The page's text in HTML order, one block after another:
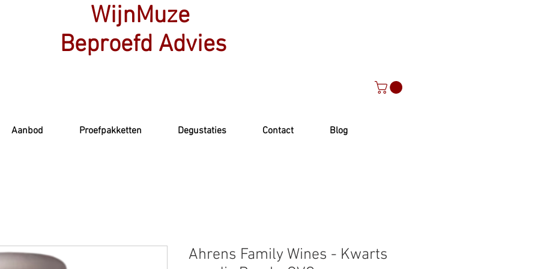
WijnMuze
Beproefd Advies
Aanbod Proefpakketten Degustaties Contact Blog
Ahrens Family Wines - Kwarts